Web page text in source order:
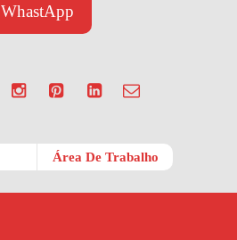
WhastApp
Área De Trabalho